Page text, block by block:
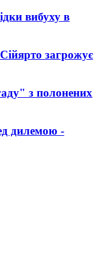
вибуху в
загрожує
з полонених
дилемою -